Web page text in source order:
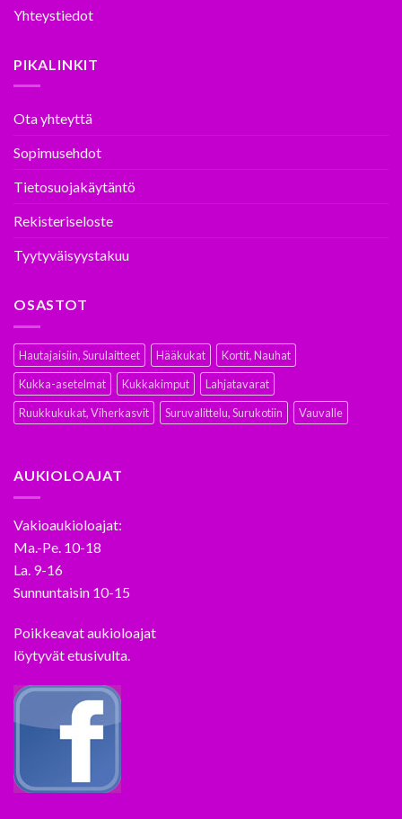
Yhteystiedot
PIKALINKIT
Ota yhteyttä
Sopimusehdot
Tietosuojakäytäntö
Rekisteriseloste
Tyytyväisyystakuu
OSASTOT
Hautajaisiin, Surulaitteet Hääkukat
Kortit, Nauhat
Kukka-asetelmat
Kukkakimput
Lahjatavarat
Ruukkukukat, Viherkasvit
Suruvalittelu, Surukotiin Vauvalle
AUKIOLOAJAT
Vakioaukioloajat:
Ma.-Pe. 10-18
La. 9-16
Sunnuntaisin 10-15
Poikkeavat aukioloajat
löytyvät etusivulta.